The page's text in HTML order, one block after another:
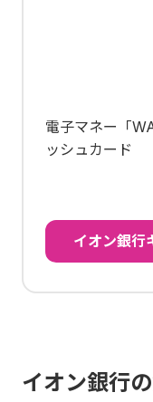
電子マネー「
ッシュカード
イオン銀行
イオン銀行